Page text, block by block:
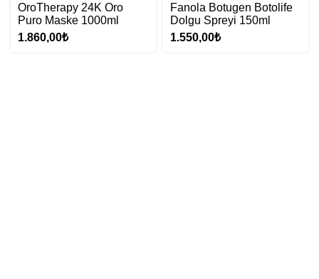
OroTherapy 24K Oro
Puro Maske 1000ml
1.860,00₺
Fanola Botugen Botolife
Dolgu Spreyi 150ml
1.550,00₺